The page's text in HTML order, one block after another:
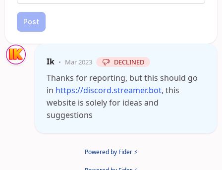
Post
Ik • Mar 2023 DECLINED
Thanks for reporting, but this should go
in https://discord.streamer.bot, this
website is solely for ideas and
suggestions
Powered by Fider ⚡